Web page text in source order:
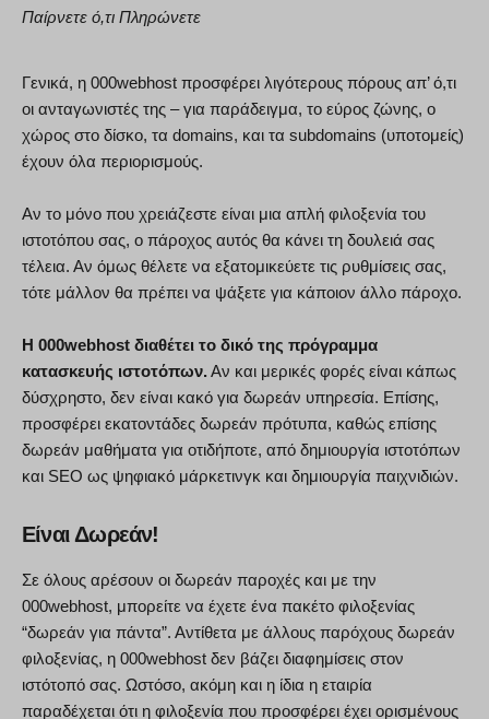
Παίρνετε ό,τι Πληρώνετε
Γενικά, η 000webhost προσφέρει λιγότερους πόρους απ’ ό,τι
οι ανταγωνιστές της – για παράδειγμα, το εύρος ζώνης, ο
χώρος στο δίσκο, τα domains, και τα subdomains (υποτομείς)
έχουν όλα περιορισμούς.
Αν το μόνο που χρειάζεστε είναι μια απλή φιλοξενία του
ιστοτόπου σας, ο πάροχος αυτός θα κάνει τη δουλειά σας
τέλεια. Αν όμως θέλετε να εξατομικεύετε τις ρυθμίσεις σας,
τότε μάλλον θα πρέπει να ψάξετε για κάποιον άλλο πάροχο.
Η 000webhost διαθέτει το δικό της πρόγραμμα
κατασκευής ιστοτόπων.Αν και μερικές φορές είναι κάπως
δύσχρηστο, δεν είναι κακό για δωρεάν υπηρεσία. Επίσης,
προσφέρει εκατοντάδες δωρεάν πρότυπα, καθώς επίσης
δωρεάν μαθήματα για οτιδήποτε, από δημιουργία ιστοτόπων
και SEO ως ψηφιακό μάρκετινγκ και δημιουργία παιχνιδιών.
Είναι Δωρεάν!
Σε όλους αρέσουν οι δωρεάν παροχές και με την
000webhost, μπορείτε να έχετε ένα πακέτο φιλοξενίας
“δωρεάν για πάντα”. Αντίθετα με άλλους παρόχους δωρεάν
φιλοξενίας, η 000webhost δεν βάζει διαφημίσεις στον
ιστότοπό σας. Ωστόσο, ακόμη και η ίδια η εταιρία
παραδέχεται ότι η φιλοξενία που προσφέρει έχει ορισμένους